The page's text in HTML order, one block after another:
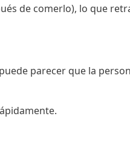
de comerlo), lo que
parecer que la